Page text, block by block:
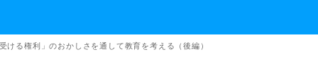
ける権利」のおかしさを通して教育を考える（後編）